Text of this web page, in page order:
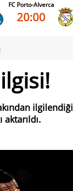
St. Gallen-FC Luzern
17:30
ilgilendiği